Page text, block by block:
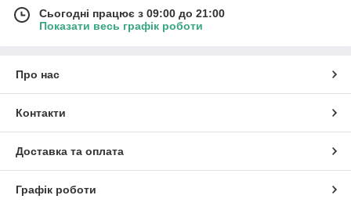
Сьогодні працює з 09:00 до 21:00
Показати весь графік роботи
Про нас
Контакти
Доставка та оплата
Графік роботи